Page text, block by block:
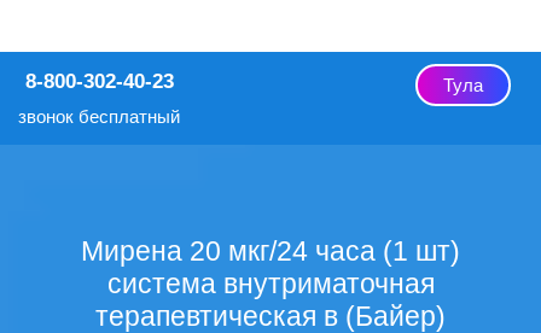
8-800-302-40-23
звонок бесплатный
Тула
Мирена 20 мкг/24 часа (1 шт)
система внутриматочная
терапевтическая в (Байер)